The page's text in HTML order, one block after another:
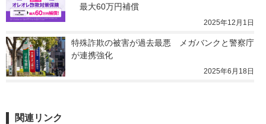
最大60万円補償
2025年12月1日
特殊詐欺の被害が過去最悪　メガバンクと警察庁
が連携強化
2025年6月18日
関連リンク